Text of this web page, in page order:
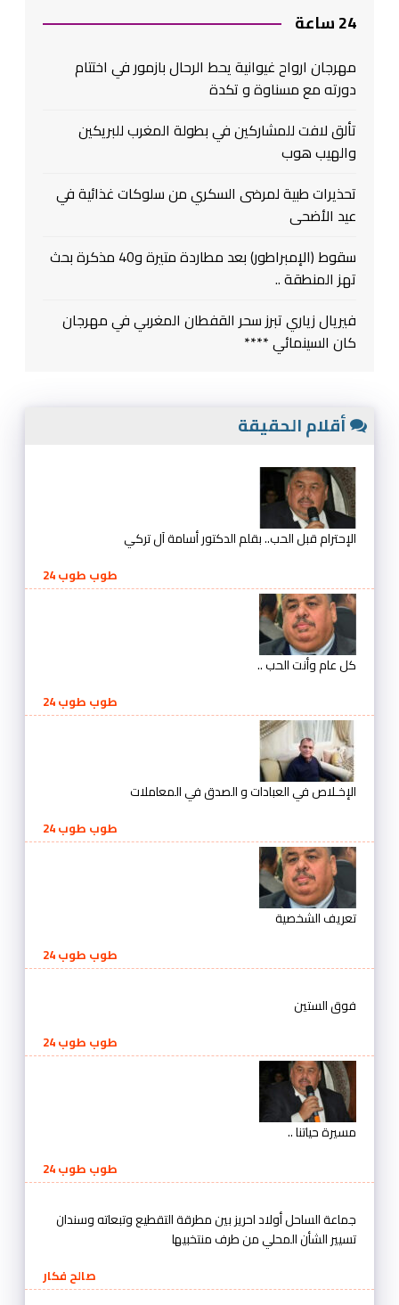
24 ساعة
مهرجان ارواح غيوانية يحط الرحال بازمور في اختتام
دورته مع مسناوة و تكدة
تألق لافت للمشاركين في بطولة المغرب للبريكين
والهيب هوب
تحذيرات طبية لمرضى السكري من سلوكات غذائية في
عيد الأضحى
سقوط (الإمبراطور) بعد مطاردة متيرة و40 مذكرة بحث
تهز المنطقة ..
فيريال زياري تبرز سحر القفطان المغربي في مهرجان
كان السينمائي ****
أقلام الحقيقة
الإحترام قبل الحب.. بقلم الدكتور أسامة آل تركي
طوب طوب 24
كل عام وأنت الحب ..
طوب طوب 24
الإخـلاص في العبادات و الصدق في المعاملات
طوب طوب 24
تعريف الشخصية
طوب طوب 24
فوق الستين
طوب طوب 24
مسيرة حياتنا ..
طوب طوب 24
جماعة الساحل أولاد احريز بين مطرقة التقطيع وتبعاته وسندان
تسيير الشأن المحلي من طرف منتخبيها
صالح فكار